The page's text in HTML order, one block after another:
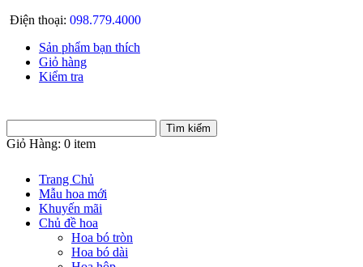
Điện thoại: 098.779.4000
Sản phẩm bạn thích
Giỏ hàng
Kiểm tra
Giỏ Hàng: 0 item
Trang Chủ
Mẫu hoa mới
Khuyến mãi
Chủ đề hoa
Hoa bó tròn
Hoa bó dài